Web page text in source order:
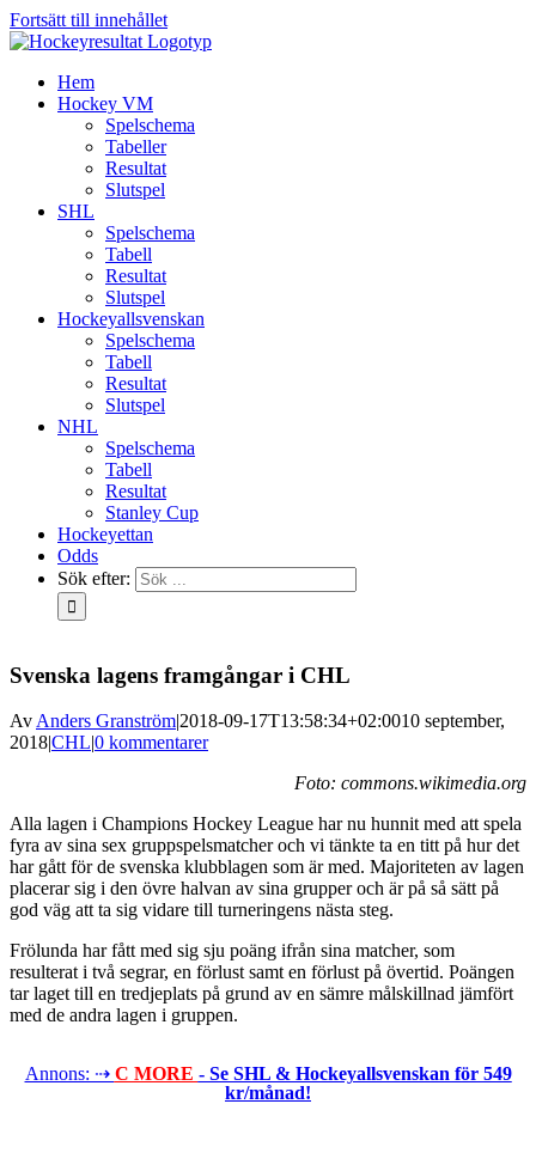
Fortsätt till innehållet
Hem
Hockey VM
Spelschema
Tabeller
Resultat
Slutspel
SHL
Spelschema
Tabell
Resultat
Slutspel
Hockeyallsvenskan
Spelschema
Tabell
Resultat
Slutspel
NHL
Spelschema
Tabell
Resultat
Stanley Cup
Hockeyettan
Odds
Sök efter:
Svenska lagens framgångar i CHL
AvAnders Granström|2018-09-17T13:58:34+02:0010 september,
2018|CHL|0 kommentarer
Foto: commons.wikimedia.org
Alla lagen i Champions Hockey League har nu hunnit med att spela
fyra av sina sex gruppspelsmatcher och vi tänkte ta en titt på hur det
har gått för de svenska klubblagen som är med. Majoriteten av lagen
placerar sig i den övre halvan av sina grupper och är på så sätt på
god väg att ta sig vidare till turneringens nästa steg.
Frölunda har fått med sig sju poäng ifrån sina matcher, som
resulterat i två segrar, en förlust samt en förlust på övertid. Poängen
tar laget till en tredjeplats på grund av en sämre målskillnad jämfört
med de andra lagen i gruppen.
Annons: ⇢ C MORE - Se SHL & Hockeyallsvenskan för 549
kr/månad!